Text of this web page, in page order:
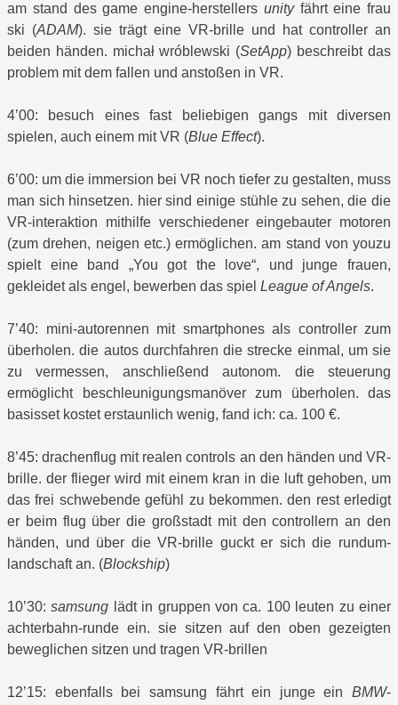
am stand des game engine-herstellers unityfährt eine frau
ski (ADAM). sie trägt eine VR-brille und hat controller an
beiden händen. michał wróblewski (SetApp) beschreibt das
problem mit dem fallen und anstoßen in VR.
4’00: besuch eines fast beliebigen gangs mit diversen
spielen, auch einem mit VR (Blue Effect).
6’00: um die immersion bei VR noch tiefer zu gestalten, muss
man sich hinsetzen. hier sind einige stühle zu sehen, die die
VR-interaktion mithilfe verschiedener eingebauter motoren
(zum drehen, neigen etc.) ermöglichen. am stand von youzu
spielt eine band „You got the love“, und junge frauen,
gekleidet als engel, bewerben das spiel League of Angels.
7’40: mini-autorennen mit smartphones als controller zum
überholen. die autos durchfahren die strecke einmal, um sie
zu vermessen, anschließend autonom. die steuerung
ermöglicht beschleunigungsmanöver zum überholen. das
basisset kostet erstaunlich wenig, fand ich: ca. 100 €.
8’45: drachenflug mit realen controls an den händen und VR-
brille. der flieger wird mit einem kran in die luft gehoben, um
das frei schwebende gefühl zu bekommen. den rest erledigt
er beim flug über die großstadt mit den controllern an den
händen, und über die VR-brille guckt er sich die rundum-
landschaft an. (Blockship)
10’30:samsung lädt in gruppen von ca. 100 leuten zu einer
achterbahn-runde ein. sie sitzen auf den oben gezeigten
beweglichen sitzen und tragen VR-brillen
12’15: ebenfalls bei samsung fährt ein junge ein BMW-